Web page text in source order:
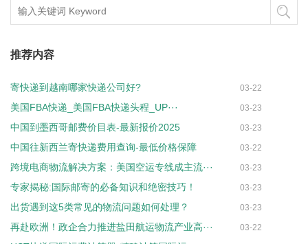
推荐内容
寄快递到越南哪家快递公司好? 03-22
美国FBA快递_美国FBA快递头程_UP··· 03-23
中国到墨西哥邮费价目表-最新报价2025 03-23
中国往新西兰寄快递费用查询-最低价格保障 03-22
跨境电商物流解决方案：美国空运专线成主流··· 03-23
专家揭秘:国际邮寄的必备知识和绝密技巧！ 03-23
出货遇到这5类常见的物流问题如何处理？ 03-23
再赴欧洲！政企合力推进盐田航运物流产业高··· 03-22